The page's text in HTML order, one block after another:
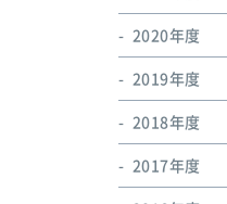
2020年度
2019年度
2018年度
2017年度